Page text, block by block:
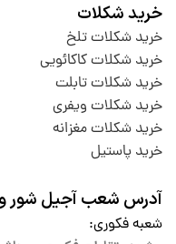
خرید شکلات
خرید شکلات تلخ
خرید شکلات کاکائویی
خرید شکلات تابلت
خرید شکلات ویفری
خرید شکلات مغزانه
خرید پاستیل
آدرس شعب آجیل شور
شعبه فکوری: